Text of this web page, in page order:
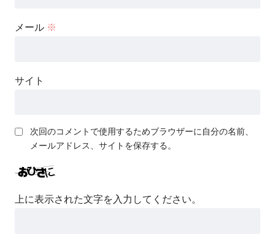
メール ※
サイト
次回のコメントで使用するためブラウザーに自分の名前、
メールアドレス、サイトを保存する。
上に表示された文字を入力してください。